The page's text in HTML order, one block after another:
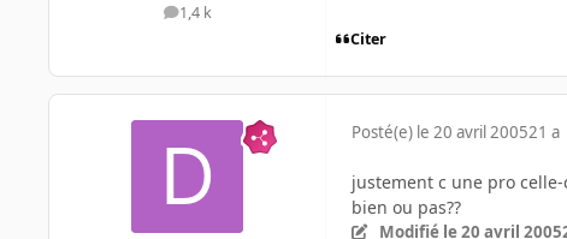
1,4 k
messages
Citer
Posté(e) le 20 avril 200521 a
justement c une pro celle-
bien ou pas??
Modifié le 20 avril 2005